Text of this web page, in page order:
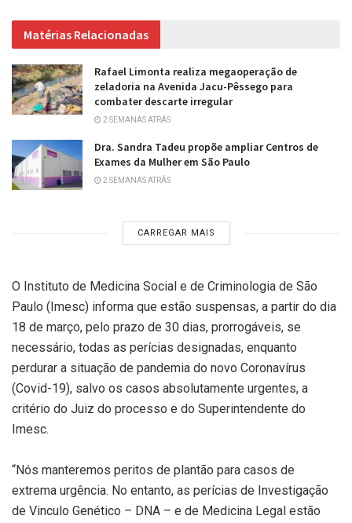
Matérias Relacionadas
Rafael Limonta realiza megaoperação de
zeladoria na Avenida Jacu-Pêssego para
combater descarte irregular
2 SEMANAS ATRÁS
Dra. Sandra Tadeu propõe ampliar Centros de
Exames da Mulher em São Paulo
2 SEMANAS ATRÁS
CARREGAR MAIS
O Instituto de Medicina Social e de Criminologia de São
Paulo (Imesc) informa que estão suspensas, a partir do dia
18 de março, pelo prazo de 30 dias, prorrogáveis, se
necessário, todas as perícias designadas, enquanto
perdurar a situação de pandemia do novo Coronavírus
(Covid-19), salvo os casos absolutamente urgentes, a
critério do Juiz do processo e do Superintendente do
Imesc.
“Nós manteremos peritos de plantão para casos de
extrema urgência. No entanto, as perícias de Investigação
de Vinculo Genético – DNA – e de Medicina Legal estão